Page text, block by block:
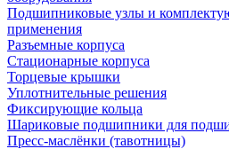
Подшипниковые узлы и
применения
Разъемные корпуса
Стационарные корпуса
Торцевые крышки
Уплотнительные решения
Фиксирующие кольца
Шариковые подшипники для
Пресс-маслёнки (тавотницы)